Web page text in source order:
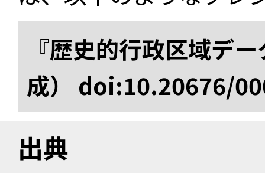
『歴史的行政区域デ
成） doi:10.20676/
出典